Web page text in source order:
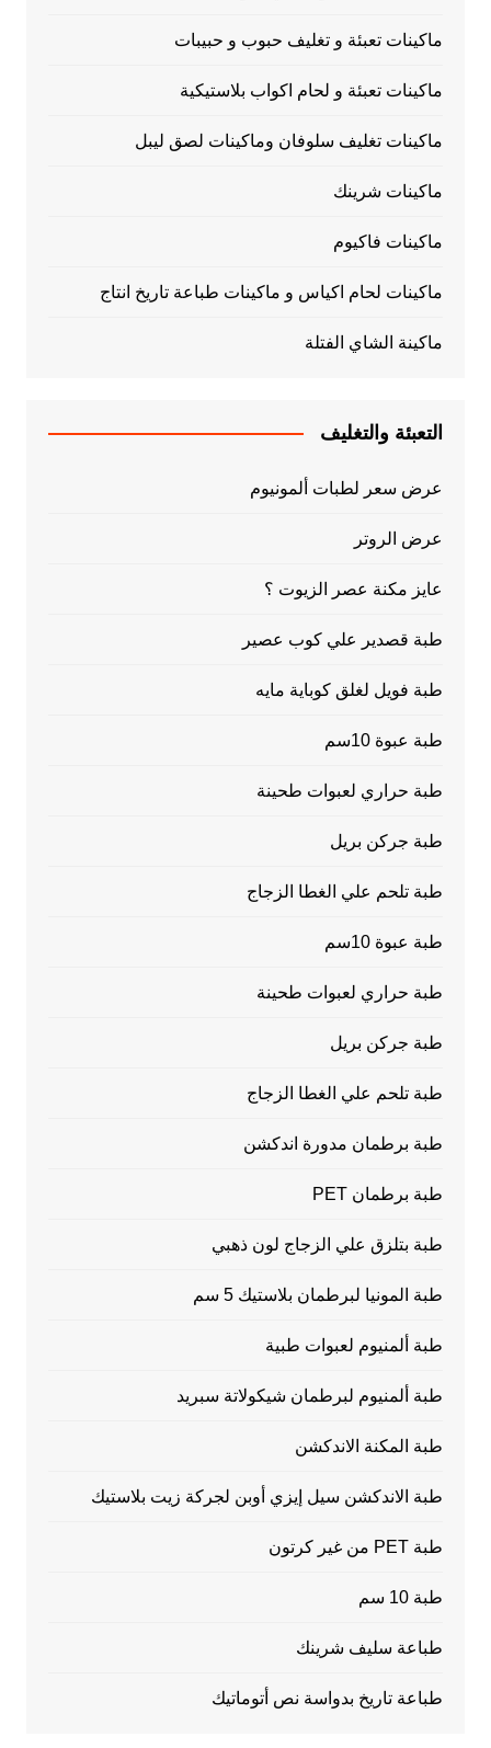
ماكينات تعبئة و تغليف حبوب و حبيبات
ماكينات تعبئة و لحام اكواب بلاستيكية
ماكينات تغليف سلوفان وماكينات لصق ليبل
ماكينات شرينك
ماكينات فاكيوم
ماكينات لحام اكياس و ماكينات طباعة تاريخ انتاج
ماكينة الشاي الفتلة
التعبئة والتغليف
عرض سعر لطبات ألمونيوم
عرض الروتر
عايز مكنة عصر الزيوت ؟
طبة قصدير علي كوب عصير
طبة فويل لغلق كوباية مايه
طبة عبوة 10سم
طبة حراري لعبوات طحينة
طبة جركن بريل
طبة تلحم علي الغطا الزجاج
طبة عبوة 10سم
طبة حراري لعبوات طحينة
طبة جركن بريل
طبة تلحم علي الغطا الزجاج
طبة برطمان مدورة اندكشن
طبة برطمان PET
طبة بتلزق علي الزجاج لون ذهبي
طبة المونيا لبرطمان بلاستيك 5 سم
طبة ألمنيوم لعبوات طبية
طبة ألمنيوم لبرطمان شيكولاتة سبريد
طبة المكنة الاندكشن
طبة الاندكشن سيل إيزي أوبن لجركة زيت بلاستيك
طبة PET من غير كرتون
طبة 10 سم
طباعة سليف شرينك
طباعة تاريخ بدواسة نص أتوماتيك